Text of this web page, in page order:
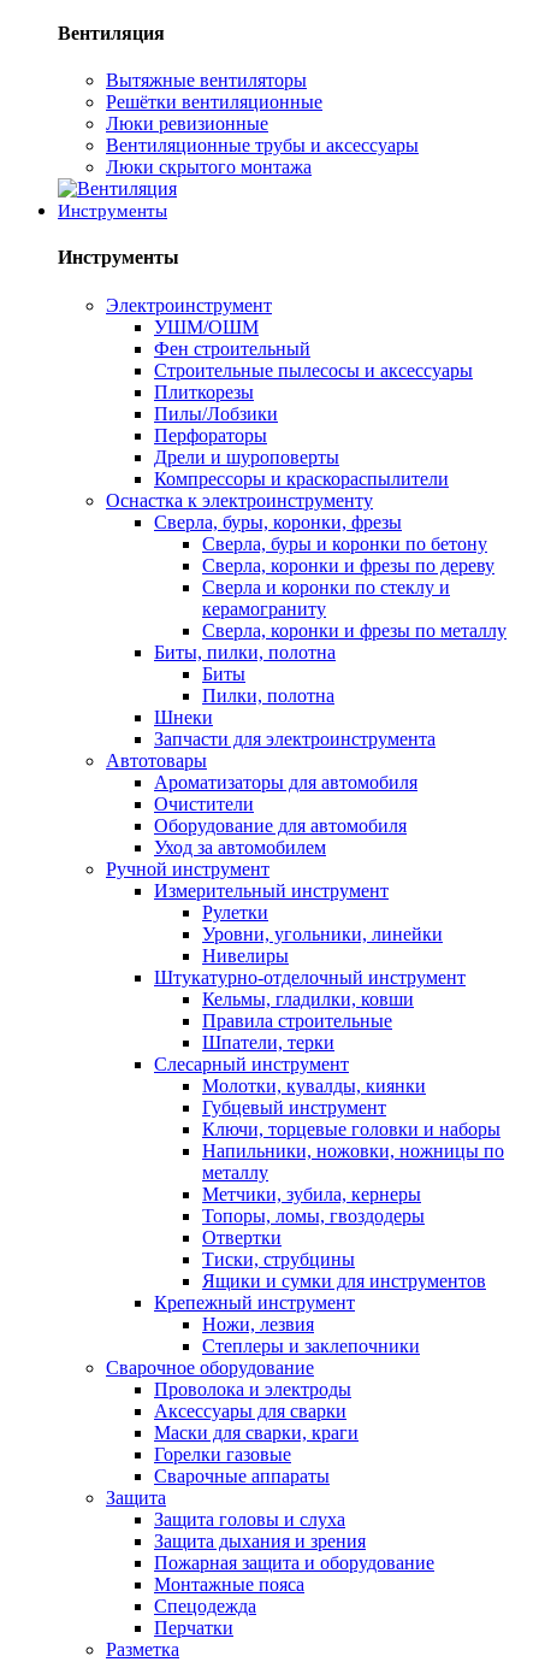
Вентиляция
Вытяжные вентиляторы
Решётки вентиляционные
Люки ревизионные
Вентиляционные трубы и аксессуары
Люки скрытого монтажа
Инструменты
Инструменты
Электроинструмент
УШМ/ОШМ
Фен строительный
Строительные пылесосы и аксессуары
Плиткорезы
Пилы/Лобзики
Перфораторы
Дрели и шуроповерты
Компрессоры и краскораспылители
Оснастка к электроинструменту
Сверла, буры, коронки, фрезы
Сверла, буры и коронки по бетону
Сверла, коронки и фрезы по дереву
Сверла и коронки по стеклу и
керамограниту
Сверла, коронки и фрезы по металлу
Биты, пилки, полотна
Биты
Пилки, полотна
Шнеки
Запчасти для электроинструмента
Автотовары
Ароматизаторы для автомобиля
Очистители
Оборудование для автомобиля
Уход за автомобилем
Ручной инструмент
Измерительный инструмент
Рулетки
Уровни, угольники, линейки
Нивелиры
Штукатурно-отделочный инструмент
Кельмы, гладилки, ковши
Правила строительные
Шпатели, терки
Слесарный инструмент
Молотки, кувалды, киянки
Губцевый инструмент
Ключи, торцевые головки и наборы
Напильники, ножовки, ножницы по
металлу
Метчики, зубила, кернеры
Топоры, ломы, гвоздодеры
Отвертки
Тиски, струбцины
Ящики и сумки для инструментов
Крепежный инструмент
Ножи, лезвия
Степлеры и заклепочники
Сварочное оборудование
Проволока и электроды
Аксессуары для сварки
Маски для сварки, краги
Горелки газовые
Сварочные аппараты
Защита
Защита головы и слуха
Защита дыхания и зрения
Пожарная защита и оборудование
Монтажные пояса
Спецодежда
Перчатки
Разметка